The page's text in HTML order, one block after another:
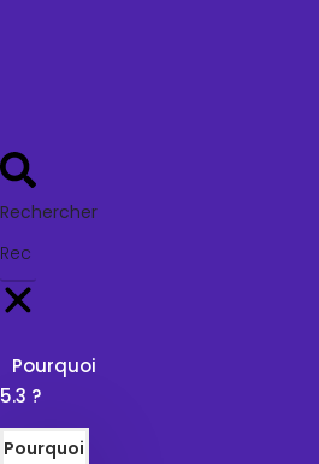
Rechercher
Pourquoi
5.3 ?
Pourquoi